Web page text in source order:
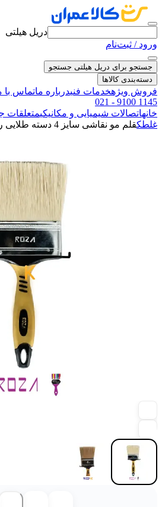
دریل هیلتی
ورود / ثبت‌نام
جستجو برای دریل هیلتی جستجو
دسته‌بندی کالاها
فروش ویژهخدمات فنیدرباره ماتماس با
021 - 9100 1145
خانهاتصالات شیمیایی و مکانیکیمتعلقات
غلطکقلم مو نقاشی سایز 4 دسته طلایی روزا